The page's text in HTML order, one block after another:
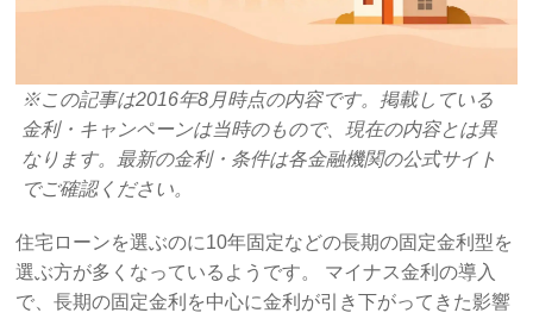
※この記事は2016年8月時点の内容です。掲載している
金利・キャンペーンは当時のもので、現在の内容とは異
なります。最新の金利・条件は各金融機関の公式サイト
でご確認ください。
住宅ローンを選ぶのに10年固定などの長期の固定金利型を
選ぶ方が多くなっているようです。 マイナス金利の導入
で、長期の固定金利を中心に金利が引き下がってきた影響